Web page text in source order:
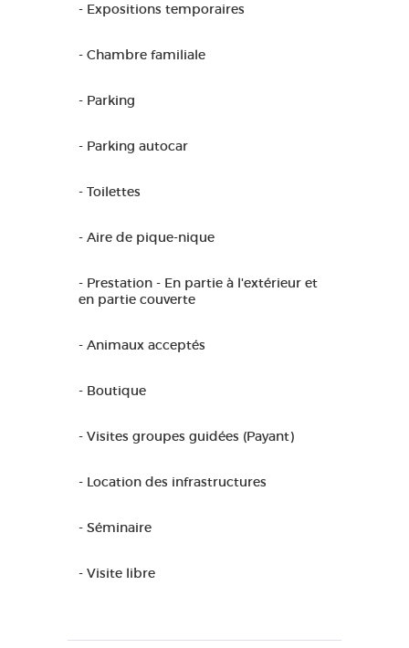
- Expositions temporaires
- Chambre familiale
- Parking
- Parking autocar
- Toilettes
- Aire de pique-nique
- Prestation - En partie à l'extérieur et
en partie couverte
- Animaux acceptés
- Boutique
- Visites groupes guidées (Payant)
- Location des infrastructures
- Séminaire
- Visite libre